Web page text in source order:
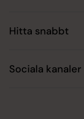
Hitta snabbt
Sociala kanaler